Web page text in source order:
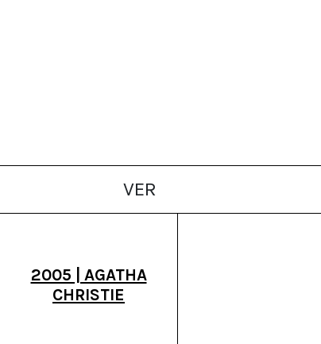
VER
2005 | AGATHA
CHRISTIE